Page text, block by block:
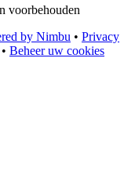
voorbehouden
by Nimbu • Privacy
• Beheer uw cookies